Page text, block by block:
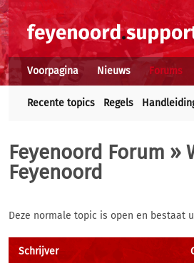
Voorpagina Nieuws Forums
Recente topics Regels
Feyenoord Forum »
Feyenoord
Deze normale topic is open en bestaat
Schrijver